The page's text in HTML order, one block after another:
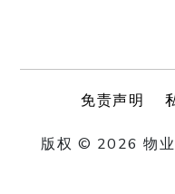
免责声明
版权 © 2026 物业